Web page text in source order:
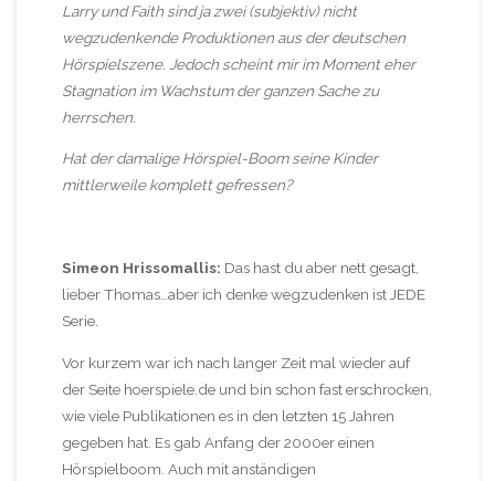
Larry und Faith sind ja zwei (subjektiv) nicht
wegzudenkende Produktionen aus der deutschen
Hörspielszene. Jedoch scheint mir im Moment eher
Stagnation im Wachstum der ganzen Sache zu
herrschen.
Hat der damalige Hörspiel-Boom seine Kinder
mittlerweile komplett gefressen?
Simeon Hrissomallis: Das hast du aber nett gesagt,
lieber Thomas…aber ich denke wegzudenken ist JEDE
Serie.
Vor kurzem war ich nach langer Zeit mal wieder auf
der Seite hoerspiele.de und bin schon fast erschrocken,
wie viele Publikationen es in den letzten 15 Jahren
gegeben hat. Es gab Anfang der 2000er einen
Hörspielboom. Auch mit anständigen